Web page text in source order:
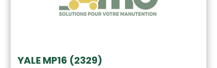
YALE MP16 (2329)